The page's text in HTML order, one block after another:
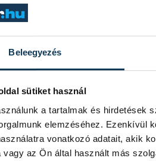
Beleegyezés
sütiket használ
a tartalmak és hirdetések
elemzéséhez. Ezenkívül
vonatkozó adatait, akik
vagy az Ön által használt más